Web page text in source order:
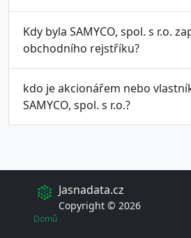
Kdy byla SAMYCO, spol. s r.o.
obchodního rejstříku?
kdo je akcionářem nebo
SAMYCO, spol. s r.o.?
Jasnadata.cz
Copyright © 2026
Domů